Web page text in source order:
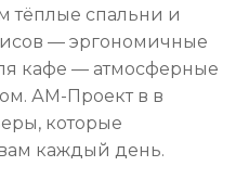
тёплые спальни и
— эргономичные
кафе — атмосферные
АМ-Проект в в
которые
каждый день.